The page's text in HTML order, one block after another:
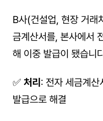
B사(건설업, 현장 거래
금계산서를, 본사에서
해 이중 발급이 됐습니
✅ 처리 : 전자 세금계산
발급으로 해결